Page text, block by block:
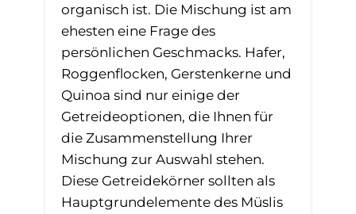
organisch ist. Die Mischung ist am
ehesten eine Frage des
persönlichen Geschmacks. Hafer,
Roggenflocken, Gerstenkerne und
Quinoa sind nur einige der
Getreideoptionen, die Ihnen für
die Zusammenstellung Ihrer
Mischung zur Auswahl stehen.
Diese Getreidekörner sollten als
Hauptgrundelemente des Müslis